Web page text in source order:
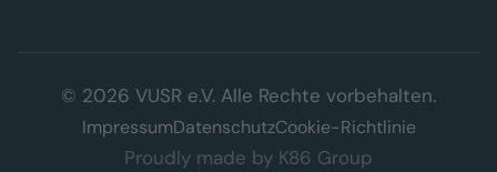
© 2026 VUSR e.V. Alle Rechte vorbehalten.
ImpressumDatenschutzCookie-Richtlinie
Proudly made by K86 Group
Diese Website verwendet ausschließlich technisch notwendige
TDDDG). Es werden keine Tracking- oder Marketing-Cookies
eingesetzt.Datenschutzerklärung